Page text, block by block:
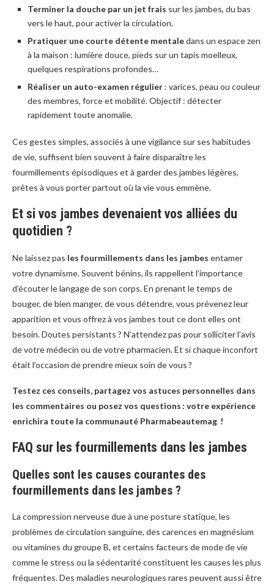
Terminer la douche par un jet frais sur les jambes, du bas
vers le haut, pour activer la circulation.
Pratiquer une courte détente mentaledans un espace zen
à la maison : lumière douce, pieds sur un tapis moelleux,
quelques respirations profondes…
Réaliser un auto-examen régulier : varices, peau ou couleur
des membres, force et mobilité. Objectif : détecter
rapidement toute anomalie.
Ces gestes simples, associés à une vigilance sur ses habitudes
de vie, suffisent bien souvent à faire disparaître les
fourmillements épisodiques et à garder des jambes légères,
prêtes à vous porter partout où la vie vous emmène.
Et si vos jambes devenaient vos alliées du
quotidien ?
Ne laissez pas les fourmillements dans les jambes entamer
votre dynamisme. Souvent bénins, ils rappellent l’importance
d’écouter le langage de son corps. En prenant le temps de
bouger, de bien manger, de vous détendre, vous prévenez leur
apparition et vous offrez à vos jambes tout ce dont elles ont
besoin. Doutes persistants ? N’attendez pas pour solliciter l’avis
de votre médecin ou de votre pharmacien. Et si chaque inconfort
était l’occasion de prendre mieux soin de vous ?
Testez ces conseils, partagez vos astuces personnelles dans
les commentaires ou posez vos questions : votre expérience
enrichira toute la communauté Pharmabeautemag !
FAQ sur les fourmillements dans les jambes
Quelles sont les causes courantes des
fourmillements dans les jambes ?
La compression nerveuse due à une posture statique, les
problèmes de circulation sanguine, des carences en magnésium
ou vitamines du groupe B, et certains facteurs de mode de vie
comme le stress ou la sédentarité constituent les causes les plus
fréquentes. Des maladies neurologiques rares peuvent aussi être